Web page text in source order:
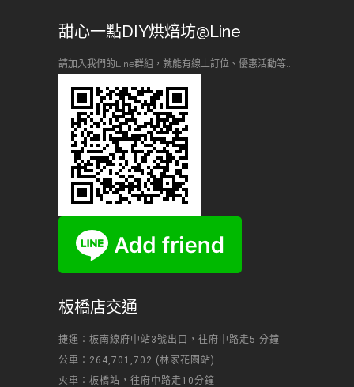
甜心一點DIY烘焙坊@Line
請加入我們的Line群組，就能有線上訂位、優惠活動等..
板橋店交通
捷運：板南線府中站3號出口，往府中路走5 分鐘
公車：264,701,702 (林家花園站)
火車：板橋站，往府中路走10分鐘